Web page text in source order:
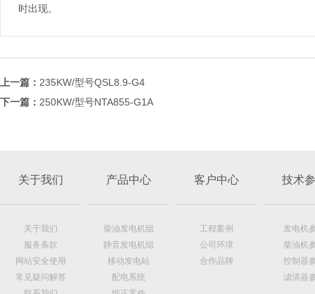
时出现。
上一篇： 235KW/型号QSL8.9-G4
下一篇： 250KW/型号NTA855-G1A
关于我们
关于我们
服务条款
网站安全使用
常见疑问解答
产品中心
柴油发电机组
静音发电机组
移动发电站
配电系统
客户中心
工程案例
公司环境
合作品牌
技术
发电机
柴油机
控制器
滤清器